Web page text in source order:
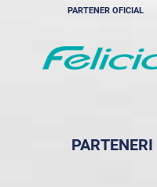
PARTENER OFICIAL